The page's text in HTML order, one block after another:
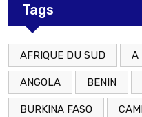
Tags
AFRIQUE DU SUD A
ANGOLA BENIN
BURKINA FASO